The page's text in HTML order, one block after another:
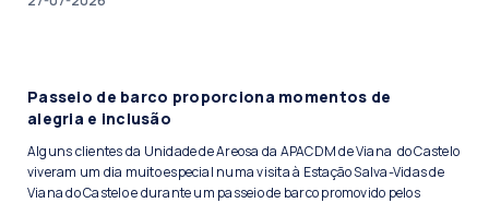
Passeio de barco proporciona momentos de
alegria e inclusão
Alguns clientes da Unidade de Areosa da APACDM de Viana do Castelo
viveram um dia muito especial numa visita à Estação Salva-Vidas de
Viana do Castelo e durante um passeio de barco promovido pelos